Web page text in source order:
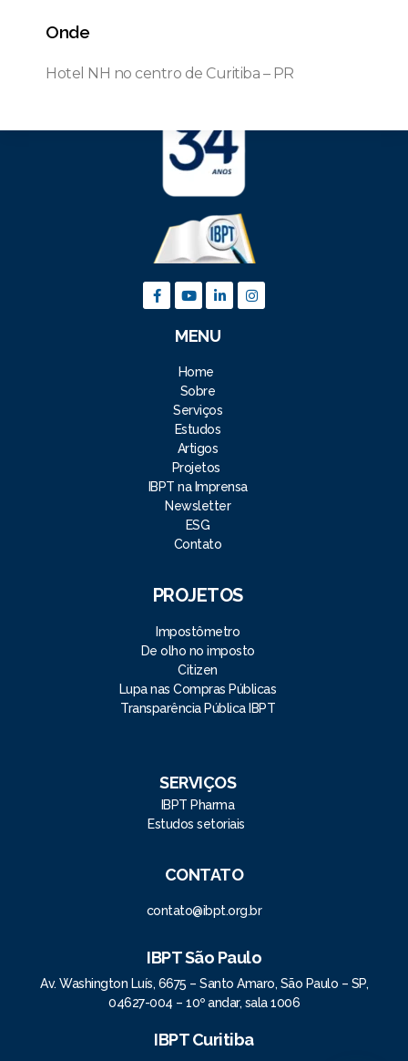
Onde
Hotel NH no centro de Curitiba – PR
MENU
Home
Sobre
Serviços
Estudos
Artigos
Projetos
IBPT na Imprensa
Newsletter
ESG
Contato
PROJETOS
Impostômetro
De olho no imposto
Citizen
Lupa nas Compras Públicas
Transparência Pública IBPT
SERVIÇOS
IBPT Pharma
Estudos setoriais
CONTATO
contato@ibpt.org.br
IBPT São Paulo
Av. Washington Luís, 6675 – Santo Amaro, São Paulo – SP,
04627-004 – 10º andar, sala 1006
IBPT Curitiba